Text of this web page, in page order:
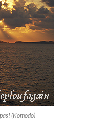
(Komodo)